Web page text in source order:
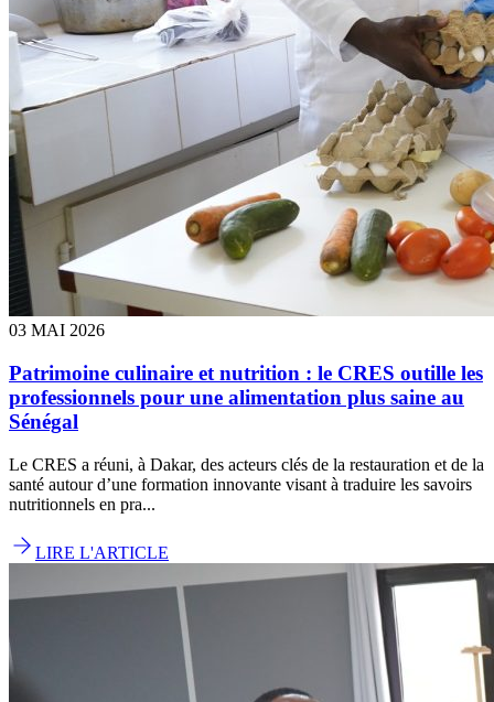
03 MAI 2026
Patrimoine culinaire et nutrition : le CRES outille les
professionnels pour une alimentation plus saine au
Sénégal
Le CRES a réuni, à Dakar, des acteurs clés de la restauration et de la
santé autour d’une formation innovante visant à traduire les savoirs
nutritionnels en pra...
LIRE L'ARTICLE